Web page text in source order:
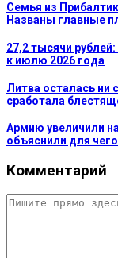
Семья из
Названы главные
27,2 тысячи
к июлю 2026 года
Литва осталась ни
сработала
Армию увеличили
объяснили для
Комментарий